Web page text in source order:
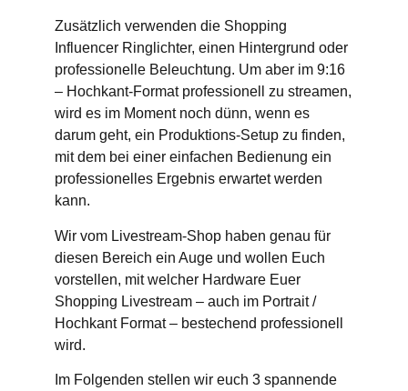
Zusätzlich verwenden die Shopping
Influencer Ringlichter, einen Hintergrund oder
professionelle Beleuchtung. Um aber im 9:16
– Hochkant-Format professionell zu streamen,
wird es im Moment noch dünn, wenn es
darum geht, ein Produktions-Setup zu finden,
mit dem bei einer einfachen Bedienung ein
professionelles Ergebnis erwartet werden
kann.
Wir vom Livestream-Shop haben genau für
diesen Bereich ein Auge und wollen Euch
vorstellen, mit welcher Hardware Euer
Shopping Livestream – auch im Portrait /
Hochkant Format – bestechend professionell
wird.
Im Folgenden stellen wir euch 3 spannende